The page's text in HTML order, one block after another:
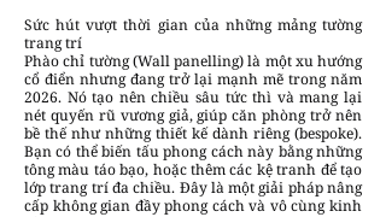
Sức hút vượt thời gian của những mảng tường
trang trí
Phào chỉ tường (Wall panelling) là một xu hướng
cổ điển nhưng đang trở lại mạnh mẽ trong năm
2026. Nó tạo nên chiều sâu tức thì và mang lại
nét quyến rũ vương giả, giúp căn phòng trở nên
bề thế như những thiết kế dành riêng (bespoke).
Bạn có thể biến tấu phong cách này bằng những
tông màu táo bạo, hoặc thêm các kệ tranh để tạo
lớp trang trí đa chiều. Đây là một giải pháp nâng
cấp không gian đầy phong cách và vô cùng kinh